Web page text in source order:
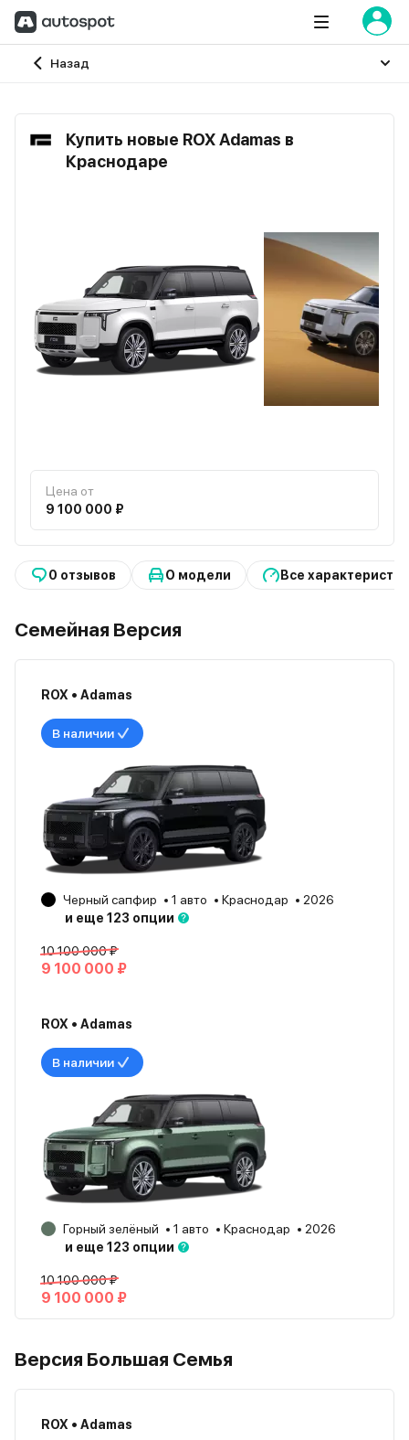
Назад
Главная
Купить новые ROX Adamas в
Краснодаре
Цена от
9 100 000 ₽
0 отзывов О модели Все
Семейная Версия
ROX • Adamas
В наличии
Черный сапфир 1 авто Краснодар
2026
и еще 123 опции
10 100 000 ₽
9 100 000 ₽
ROX • Adamas
В наличии
Горный зелёный 1 авто Краснодар
2026
и еще 123 опции
10 100 000 ₽
9 100 000 ₽
Версия Большая Семья
ROX • Adamas